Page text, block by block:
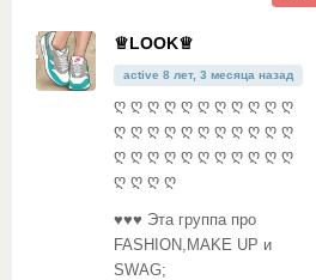
♕LOOK♕
active 8 лет, 3 месяца назад
ღ ღ ღ ღ ღ ღ ღ ღ ღ ღ ღ
ღ ღ ღ ღ ღ ღ ღ ღ ღ ღ ღ
ღ ღ ღ ღ ღ ღ ღ ღ ღ ღ ღ
ღ ღ ღ ღ
♥♥♥ Эта группа про
FASHION,MAKE UP и
SWAG;